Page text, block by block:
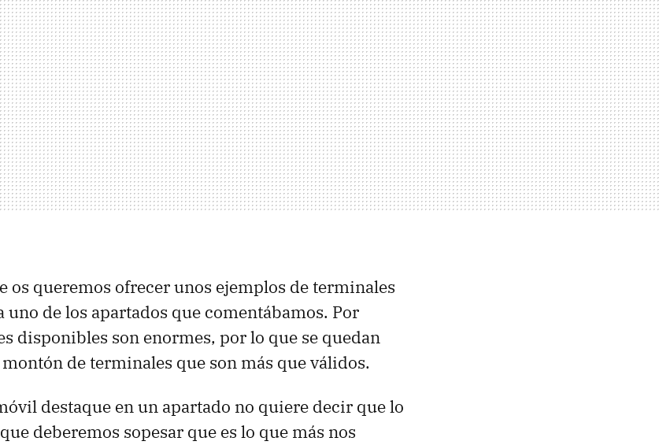
os queremos ofrecer unos ejemplos de terminales
uno de los apartados que comentábamos. Por
disponibles son enormes, por lo que se quedan
de terminales que son más que válidos.
destaque en un apartado no quiere decir que lo
deberemos sopesar que es lo que más nos